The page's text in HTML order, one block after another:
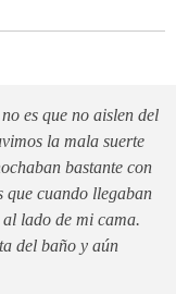
es que no aislen del
la mala suerte
bastante con
que cuando llegaban
lado de mi cama.
del baño y aún